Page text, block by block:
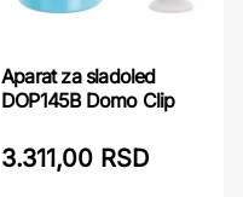
Aparat za sladoled
DOP145B Domo Clip
3.311,00 RSD